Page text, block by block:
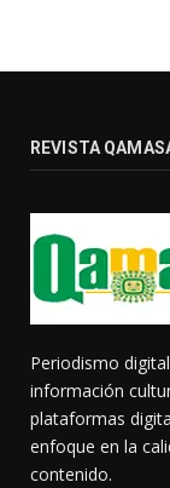
REVISTA
Periodismo
información
plataformas
enfoque en la
contenido.